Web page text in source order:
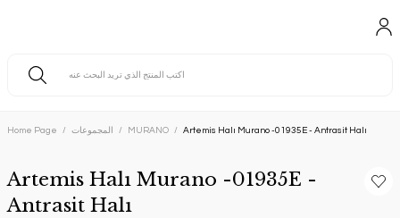
Home Page المجموعات MURANO Artemis Halı Murano -01935E - Antrasit Halı
Artemis Halı Murano -01935E -
Antrasit Halı